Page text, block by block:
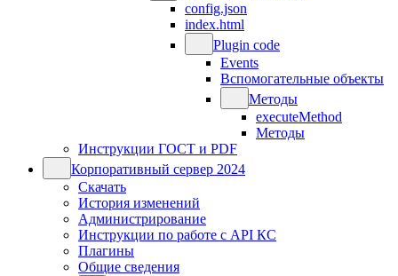
config.json
index.html
Plugin code
Events
Вспомогательные объекты
Методы
executeMethod
Методы
Инструкции ГОСТ и PDF
Корпоративный сервер 2024
Скачать
История изменений
Администрирование
Инструкции по работе с API КС
Плагины
Общие сведения